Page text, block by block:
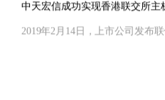
中天宏信成功实现香港联交所主
2019年2月14日，上市公司发布